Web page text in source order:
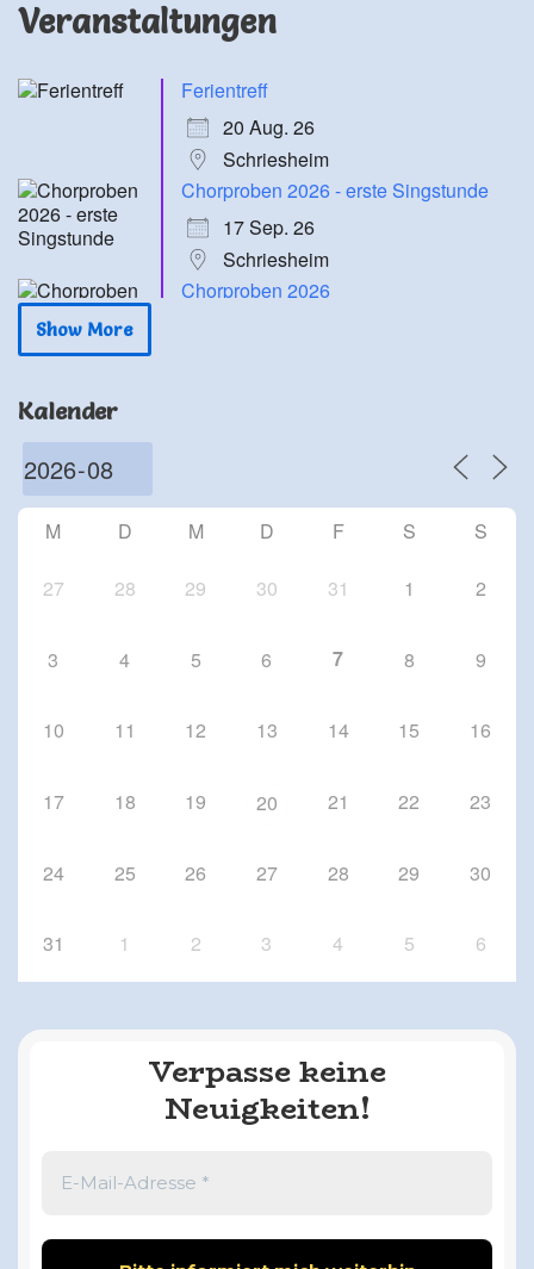
Veranstaltungen
Ferientreff
20 Aug. 26
Schriesheim
Chorproben 2026 - erste Singstunde
17 Sep. 26
Schriesheim
Chorproben 2026
8 Okt. 26
Show More
Kalender
M D M D F S S
27 28 29 30 31 1 2
3 4 5 6 7 8 9
10 11 12 13 14 15 16
17 18 19 20 21 22 23
24 25 26 27 28 29 30
31 1 2 3 4 5 6
Verpasse keine
Neuigkeiten!